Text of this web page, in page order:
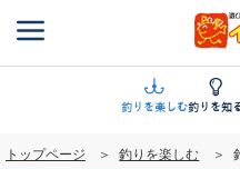
ン
釣りを楽しむ釣りを知
トップページ 釣りを楽しむ